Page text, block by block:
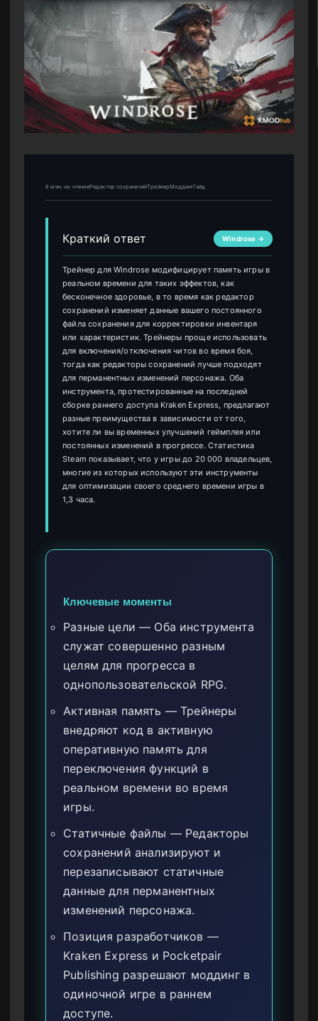
8 мин. на чтениеРедактор сохраненийТрейнерМоддингГайд
Краткий ответ Windrose →
Трейнер для Windrose модифицирует память игры в
реальном времени для таких эффектов, как
бесконечное здоровье, в то время как редактор
сохранений изменяет данные вашего постоянного
файла сохранения для корректировки инвентаря
или характеристик. Трейнеры проще использовать
для включения/отключения читов во время боя,
тогда как редакторы сохранений лучше подходят
для перманентных изменений персонажа. Оба
инструмента, протестированные на последней
сборке раннего доступа Kraken Express, предлагают
разные преимущества в зависимости от того,
хотите ли вы временных улучшений геймплея или
постоянных изменений в прогрессе. Статистика
Steam показывает, что у игры до 20 000 владельцев,
многие из которых используют эти инструменты
для оптимизации своего среднего времени игры в
1,3 часа.
Ключевые моменты
Разные цели — Оба инструмента
служат совершенно разным
целям для прогресса в
однопользовательской RPG.
Активная память — Трейнеры
внедряют код в активную
оперативную память для
переключения функций в
реальном времени во время
игры.
Статичные файлы — Редакторы
сохранений анализируют и
перезаписывают статичные
данные для перманентных
изменений персонажа.
Позиция разработчиков —
Kraken Express и Pocketpair
Publishing разрешают моддинг в
одиночной игре в раннем
доступе.